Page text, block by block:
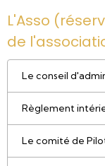
L'Asso
de
Le conseil
Règlement
Le comité de